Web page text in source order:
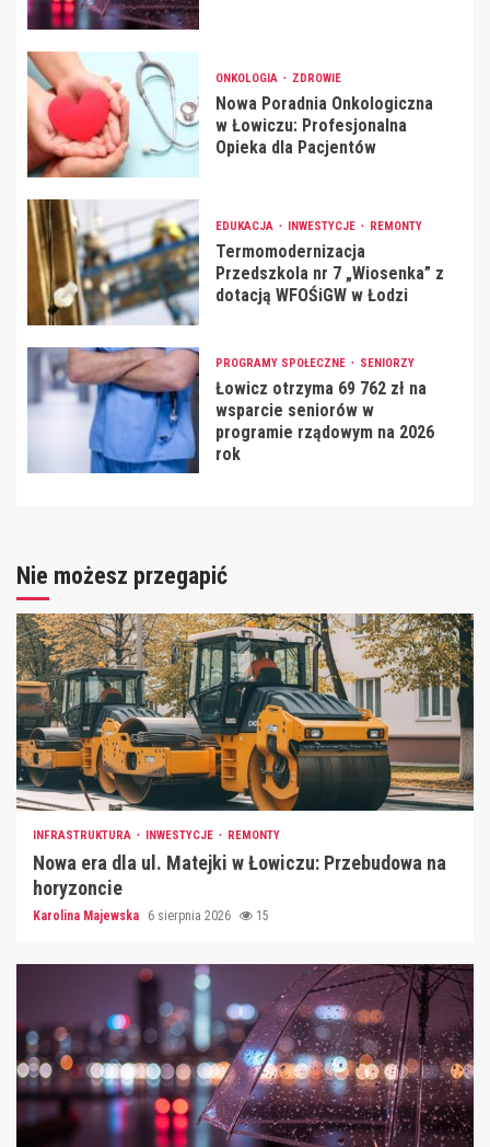
ONKOLOGIA ZDROWIE
Nowa Poradnia Onkologiczna
w Łowiczu: Profesjonalna
Opieka dla Pacjentów
EDUKACJA INWESTYCJE REMONTY
Termomodernizacja
Przedszkola nr 7 „Wiosenka” z
dotacją WFOŚiGW w Łodzi
PROGRAMY SPOŁECZNE SENIORZY
Łowicz otrzyma 69 762 zł na
wsparcie seniorów w
programie rządowym na 2026
rok
Nie możesz przegapić
INFRASTRUKTURA INWESTYCJE REMONTY
Nowa era dla ul. Matejki w Łowiczu: Przebudowa na
horyzoncie
Karolina Majewska 6 sierpnia 2026 15